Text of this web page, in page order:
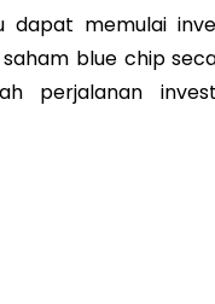
dapat memulai
blue chip
perjalanan